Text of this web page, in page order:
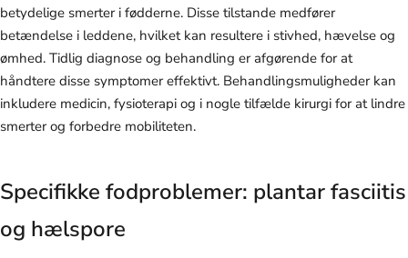
betydelige smerter i fødderne. Disse tilstande medfører
betændelse i leddene, hvilket kan resultere i stivhed, hævelse og
ømhed. Tidlig diagnose og behandling er afgørende for at
håndtere disse symptomer effektivt. Behandlingsmuligheder kan
inkludere medicin, fysioterapi og i nogle tilfælde kirurgi for at lindre
smerter og forbedre mobiliteten.
Specifikke fodproblemer: plantar fasciitis
og hælspore